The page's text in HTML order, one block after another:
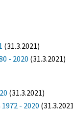
(31.3.2021)
- 2020 (31.3.2021)
(31.3.2021)
- 2020